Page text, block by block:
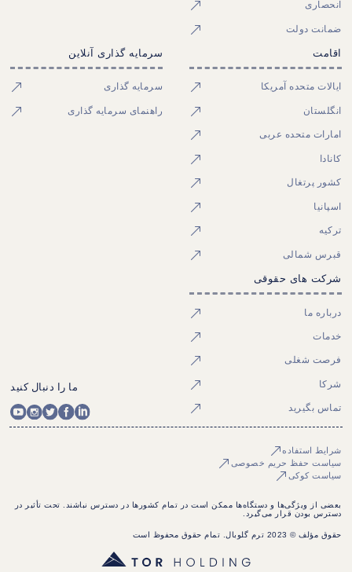
انحصاری
ضمانت دولت
اقامت
ایالات متحده آمریکا
انگلستان
امارات متحده عربی
کانادا
کشور پرتغال
اسپانیا
ترکیه
قبرس شمالی
سرمایه گذاری آنلاین
سرمایه گذاری
راهنمای سرمایه گذاری
شرکت های حقوقی
درباره ما
خدمات
فرصت شغلی
شرکا
تماس بگیرید
ما را دنبال کنید
شرایط استفاده
سیاست حفظ حریم خصوصی
سیاست کوکی
بعضی از ویژگی‌ها و دستگاه‌ها ممکن است در تمام کشورها در دسترس نباشند. تحت تأثیر در
دسترس بودن قرار می‌گیرد.
حقوق مؤلف © 2023 ترم گلوبال. تمام حقوق محفوظ است